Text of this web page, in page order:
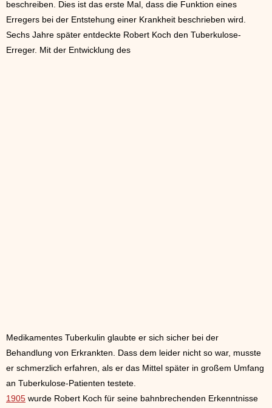
beschreiben. Dies ist das erste Mal, dass die Funktion eines
Erregers bei der Entstehung einer Krankheit beschrieben wird.
Sechs Jahre später entdeckte Robert Koch den Tuberkulose-
Erreger. Mit der Entwicklung des
Medikamentes Tuberkulin glaubte er sich sicher bei der
Behandlung von Erkrankten. Dass dem leider nicht so war, musste
er schmerzlich erfahren, als er das Mittel später in großem Umfang
an Tuberkulose-Patienten testete.
1905 wurde Robert Koch für seine bahnbrechenden Erkenntnisse